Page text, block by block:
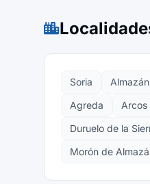
Soria Almazán
Agreda
Arcos
Duruelo de la
Morón de